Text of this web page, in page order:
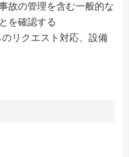
故の管理を含む一般的な
を確認する
リクエスト対応、設備